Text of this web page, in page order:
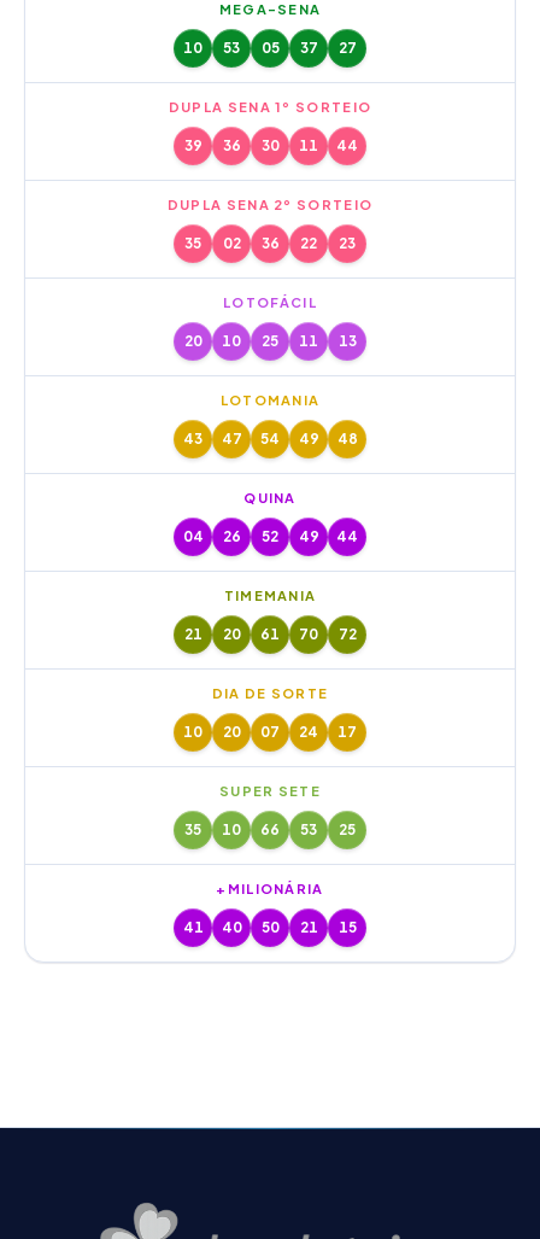
MEGA-SENA
10 53 05 37 27
DUPLA SENA 1º SORTEIO
39 36 30 11 44
DUPLA SENA 2º SORTEIO
35 02 36 22 23
LOTOFÁCIL
20 10 25 11 13
LOTOMANIA
43 47 54 49 48
QUINA
04 26 52 49 44
TIMEMANIA
21 20 61 70 72
DIA DE SORTE
10 20 07 24 17
SUPER SETE
35 10 66 53 25
+MILIONÁRIA
41 40 50 21 15